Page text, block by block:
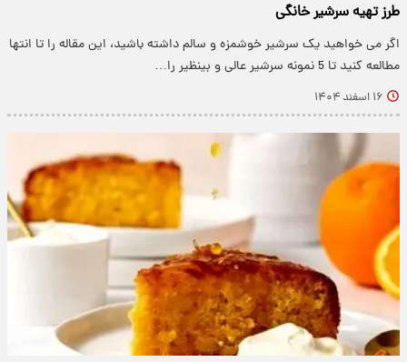
طرز تهیه سرشیر خانگی
اگر می خواهید یک سرشیر خوشمزه و سالم داشته باشید، این مقاله را تا انتها
مطالعه کنید تا 5 نمونه سرشیر عالی و بینظیر را…
۱۶ اسفند ۱۴۰۴